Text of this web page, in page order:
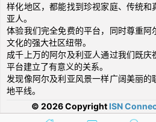
样化地区，都能找到珍视家庭、传统和
亚人。
体验我们完全免费的平台，同时尊重阿
文化的强大社区纽带。
成千上万的阿尔及利亚人通过我们既
平台建立了有意义的关系。
发现像阿尔及利亚风景一样广阔美丽
地平线。
© 2026 Copyright ISN